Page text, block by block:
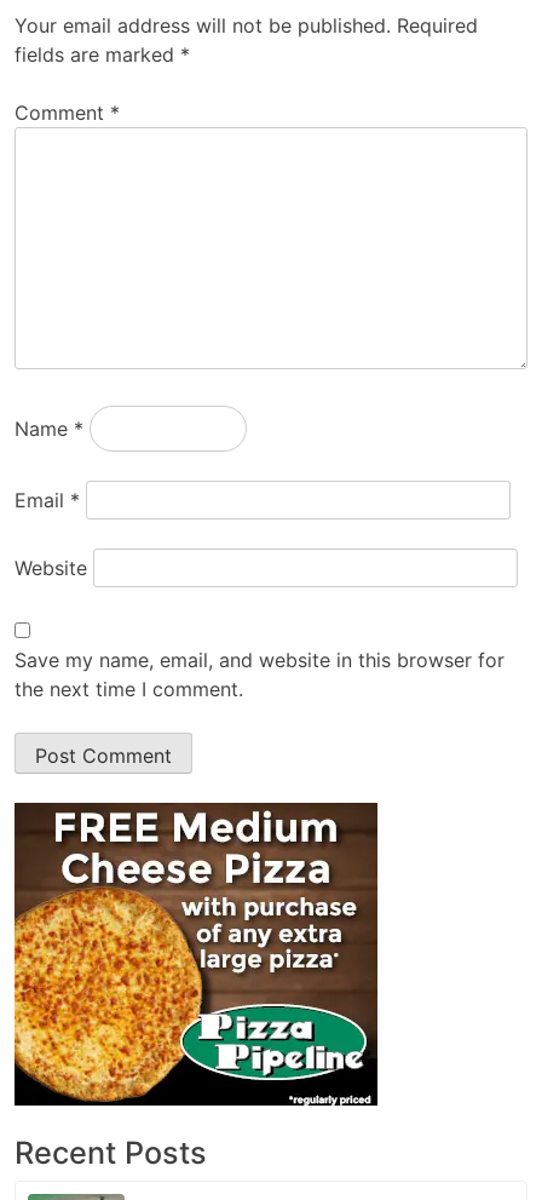
Your email address will not be published. Required
fields are marked *
Comment *
Name *
Email *
Website
Save my name, email, and website in this browser for
the next time I comment.
Recent Posts